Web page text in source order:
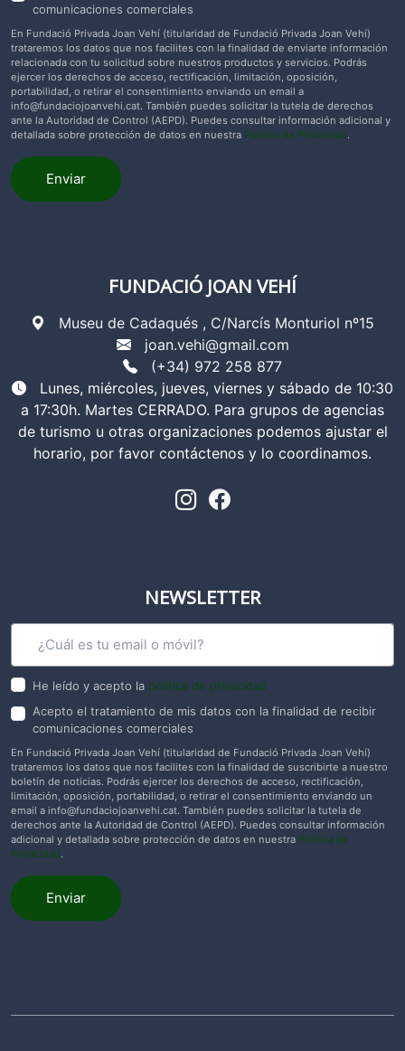
comunicaciones comerciales
En Fundació Privada Joan Vehí (titularidad de Fundació Privada Joan Vehí)
trataremos los datos que nos facilites con la finalidad de enviarte información
relacionada con tu solicitud sobre nuestros productos y servicios. Podrás
ejercer los derechos de acceso, rectificación, limitación, oposición,
portabilidad, o retirar el consentimiento enviando un email a
info@fundaciojoanvehi.cat. También puedes solicitar la tutela de derechos
ante la Autoridad de Control (AEPD). Puedes consultar información adicional y
detallada sobre protección de datos en nuestra Política de Privacidad.
Enviar
FUNDACIÓ JOAN VEHÍ
Museu de Cadaqués , C/Narcís Monturiol nº15
joan.vehi@gmail.com
(+34) 972 258 877
Lunes, miércoles, jueves, viernes y sábado de 10:30
a 17:30h. Martes CERRADO. Para grupos de agencias
de turismo u otras organizaciones podemos ajustar el
horario, por favor contáctenos y lo coordinamos.
NEWSLETTER
He leído y acepto la política de privacidad
Acepto el tratamiento de mis datos con la finalidad de recibir
comunicaciones comerciales
En Fundació Privada Joan Vehí (titularidad de Fundació Privada Joan Vehí)
trataremos los datos que nos facilites con la finalidad de suscribirte a nuestro
boletín de noticias. Podrás ejercer los derechos de acceso, rectificación,
limitación, oposición, portabilidad, o retirar el consentimiento enviando un
email a info@fundaciojoanvehi.cat. También puedes solicitar la tutela de
derechos ante la Autoridad de Control (AEPD). Puedes consultar información
adicional y detallada sobre protección de datos en nuestra Política de
Privacidad.
Enviar